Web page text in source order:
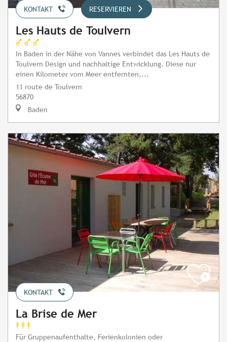
KONTAKT RESERVIEREN
Les Hauts de Toulvern
In Baden in der Nähe von Vannes verbindet das Les Hauts de
Toulvern Design und nachhaltige Entwicklung. Diese nur
einen Kilometer vom Meer entfernten,...
11 route de Toulvern
56870
Baden
KONTAKT
La Brise de Mer
Für Gruppenaufenthalte, Ferienkolonien oder